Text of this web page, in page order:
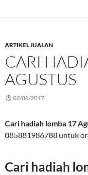
ARTIKEL JUALAN
CARI
AGUSTUS
02/08/2017
Cari hadiah lomba 17
085881986788 untuk
Cari hadiah